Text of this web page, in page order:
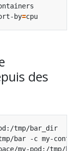
--
by=
des
my-pod:/tmp/
tmp/bar -c my-
my-pod:/